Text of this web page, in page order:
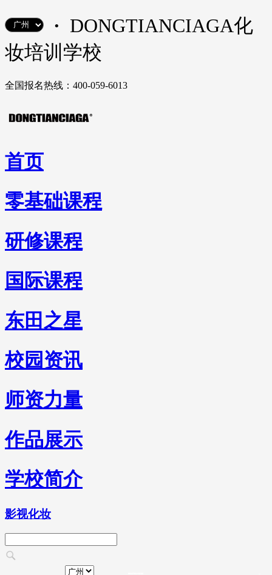
· DONGTIANCIAGA化
妆培训学校
全国报名热线：400-059-6013
首页
零基础课程
研修课程
国际课程
东田之星
校园资讯
师资力量
作品展示
学校简介
影视化妆